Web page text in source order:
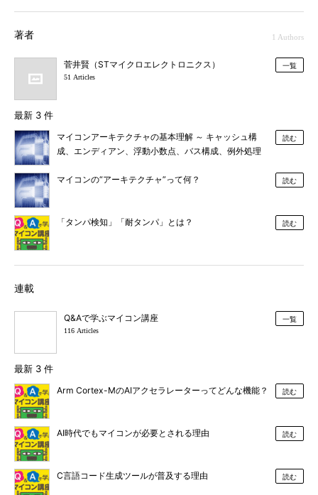
著者 1 Authors
菅井賢（STマイクロエレクトロニクス）
51 Articles
一覧
最新 3 件
マイコンアーキテクチャの基本理解 ～ キャッシュ構
成、エンディアン、浮動小数点、バス構成、例外処理
読む
マイコンの“アーキテクチャ”って何？ 読む
「タンパ検知」「耐タンパ」とは？ 読む
連載
Q&Aで学ぶマイコン講座
116 Articles
一覧
最新 3 件
Arm Cortex-MのAIアクセラレーターってどんな機能？ 読む
AI時代でもマイコンが必要とされる理由 読む
C言語コード生成ツールが普及する理由 読む